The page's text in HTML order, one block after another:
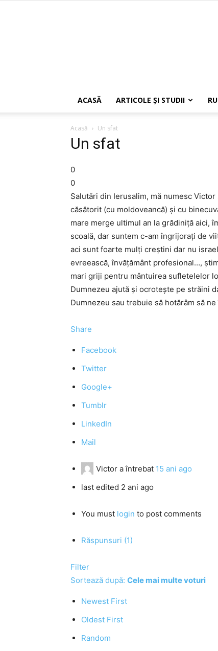
ACASĂ ARTICOLE ŞI STUDII
Acasă Un sfat
Un sfat
0
0
Salutări din Ierusalim, mă numesc
căsătorit (cu moldoveancă) și cu
mare merge ultimul an la grădiniță aici,
scoală, dar suntem c-am îngrijorați de
aci sunt foarte mulți creștini dar nu
evreească, învățământ profesional…,
mari griji pentru mântuirea sufletelelor
Dumnezeu ajută și ocrotește pe străini
Dumnezeu sau trebuie să hotărâm să
Share
Facebook
Twitter
Google+
Tumblr
LinkedIn
Mail
Victor a întrebat 15 ani ago
last edited 2 ani ago
You must login to post comments
Răspunsuri (1)
Filter
Sortează după: Cele mai multe voturi
Newest First
Oldest First
Random